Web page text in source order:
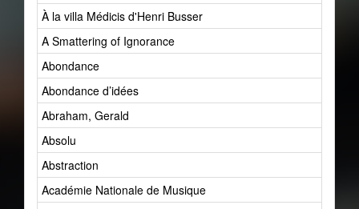
À la villa Médicis d'Henri Busser
A Smattering of Ignorance
Abondance
Abondance d’idées
Abraham, Gerald
Absolu
Abstraction
Académie Nationale de Musique